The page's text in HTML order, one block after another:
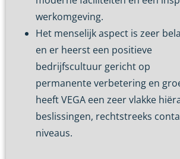
werkomgeving.
Het menselijk aspect is zeer
en er heerst een positieve
bedrijfscultuur gericht op
permanente verbetering en
heeft VEGA een zeer vlakke
beslissingen, rechtstreeks
niveaus.